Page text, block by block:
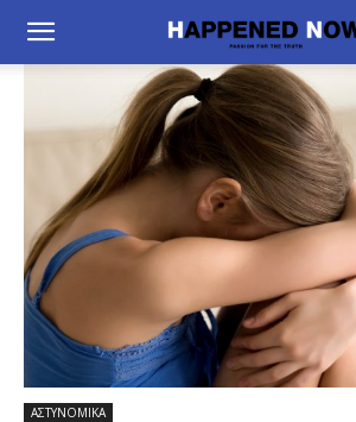
ΑΣΤΥΝΟΜΙΚΑ